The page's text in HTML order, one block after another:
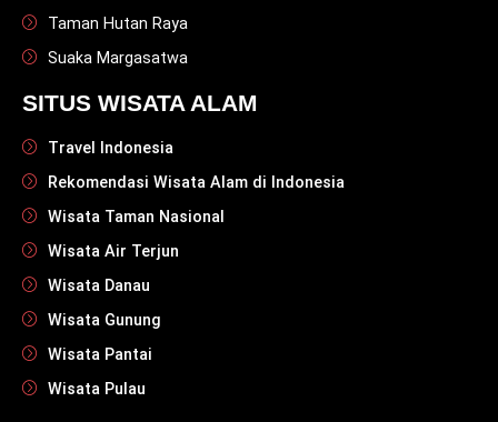
Taman Hutan Raya
Suaka Margasatwa
SITUS WISATA ALAM
Travel Indonesia
Rekomendasi Wisata Alam di Indonesia
Wisata Taman Nasional
Wisata Air Terjun
Wisata Danau
Wisata Gunung
Wisata Pantai
Wisata Pulau